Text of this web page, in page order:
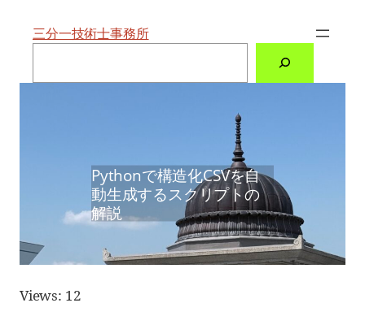
三分一技術士事務所
検
Pythonで構造化CSVを自
動生成するスクリプトの
解説
Views: 12